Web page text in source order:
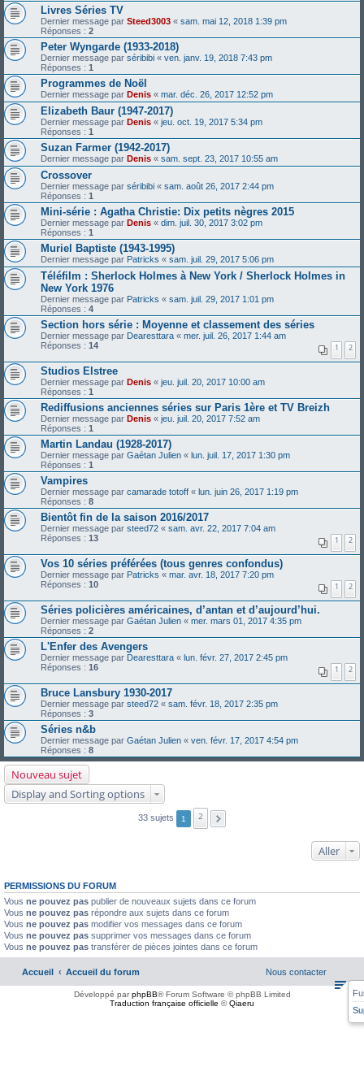
Livres Séries TV
Dernier message par Steed3003 « sam. mai 12, 2018 1:39 pm
Réponses : 2
Peter Wyngarde (1933-2018)
Dernier message par séribibi « ven. janv. 19, 2018 7:43 pm
Réponses : 1
Programmes de Noël
Dernier message par Denis « mar. déc. 26, 2017 12:52 pm
Elizabeth Baur (1947-2017)
Dernier message par Denis « jeu. oct. 19, 2017 5:34 pm
Réponses : 1
Suzan Farmer (1942-2017)
Dernier message par Denis « sam. sept. 23, 2017 10:55 am
Crossover
Dernier message par séribibi « sam. août 26, 2017 2:44 pm
Réponses : 1
Mini-série : Agatha Christie: Dix petits nègres 2015
Dernier message par Denis « dim. juil. 30, 2017 3:02 pm
Réponses : 1
Muriel Baptiste (1943-1995)
Dernier message par Patricks « sam. juil. 29, 2017 5:06 pm
Téléfilm : Sherlock Holmes à New York / Sherlock Holmes in
New York 1976
Dernier message par Patricks « sam. juil. 29, 2017 1:01 pm
Réponses : 4
Section hors série : Moyenne et classement des séries
Dernier message par Dearesttara « mer. juil. 26, 2017 1:44 am
Réponses : 14 1 2
Studios Elstree
Dernier message par Denis « jeu. juil. 20, 2017 10:00 am
Réponses : 1
Rediffusions anciennes séries sur Paris 1ère et TV Breizh
Dernier message par Denis « jeu. juil. 20, 2017 7:52 am
Réponses : 1
Martin Landau (1928-2017)
Dernier message par Gaétan Julien « lun. juil. 17, 2017 1:30 pm
Réponses : 1
Vampires
Dernier message par camarade totoff « lun. juin 26, 2017 1:19 pm
Réponses : 8
Bientôt fin de la saison 2016/2017
Dernier message par steed72 « sam. avr. 22, 2017 7:04 am
Réponses : 13 1 2
Vos 10 séries préférées (tous genres confondus)
Dernier message par Patricks « mar. avr. 18, 2017 7:20 pm
Réponses : 10 1 2
Séries policières américaines, d’antan et d’aujourd’hui.
Dernier message par Gaétan Julien « mer. mars 01, 2017 4:35 pm
Réponses : 2
L'Enfer des Avengers
Dernier message par Dearesttara « lun. févr. 27, 2017 2:45 pm
Réponses : 16 1 2
Bruce Lansbury 1930-2017
Dernier message par steed72 « sam. févr. 18, 2017 2:35 pm
Réponses : 3
Séries n&b
Dernier message par Gaétan Julien « ven. févr. 17, 2017 4:54 pm
Réponses : 8
Nouveau sujet
Display and Sorting options
33 sujets 1 2
Aller
PERMISSIONS DU FORUM
Vous ne pouvez pas publier de nouveaux sujets dans ce forum
Vous ne pouvez pas répondre aux sujets dans ce forum
Vous ne pouvez pas modifier vos messages dans ce forum
Vous ne pouvez pas supprimer vos messages dans ce forum
Vous ne pouvez pas transférer de pièces jointes dans ce forum
Accueil Accueil du forum Nous contacter
Développé parphpBB® Forum Software © phpBB Limited
Traduction française officielle ©Qiaeru